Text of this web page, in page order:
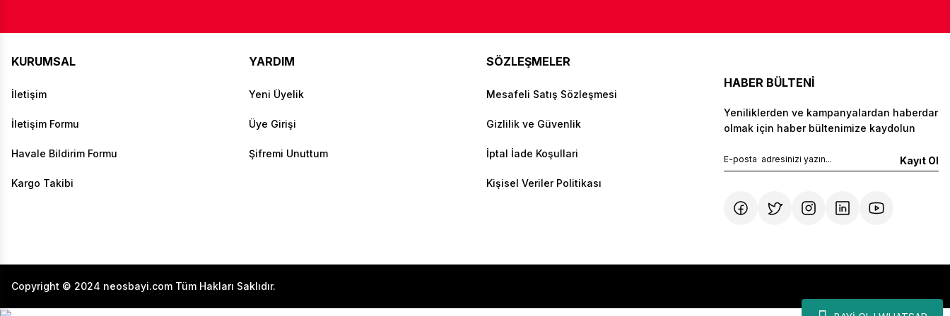
KURUMSAL
İletişim
İletişim Formu
Havale Bildirim Formu
Kargo Takibi
YARDIM
Yeni Üyelik
Üye Girişi
Şifremi Unuttum
SÖZLEŞMELER
Mesafeli Satış Sözleşmesi
Gizlilik ve Güvenlik
İptal İade Koşullari
Kişisel Veriler Politikası
HABER BÜLTENİ
Yeniliklerden ve kampanyalardan haberdar
olmak için haber bültenimize kaydolun
Kayıt Ol
Copyright © 2024 neosbayi.com Tüm Hakları Saklıdır.